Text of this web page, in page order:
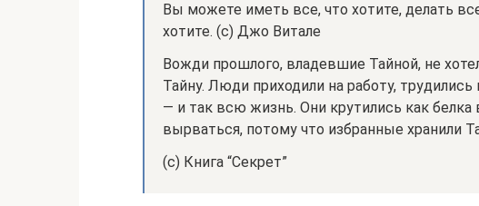
Вы можете иметь все, что хотите, делать
хотите. (с) Джо Витале
Вожди прошлого, владевшие Тайной, не
Тайну. Люди приходили на работу,
— и так всю жизнь. Они крутились как белка
вырваться, потому что избранные хранили
(с) Книга “Секрет”